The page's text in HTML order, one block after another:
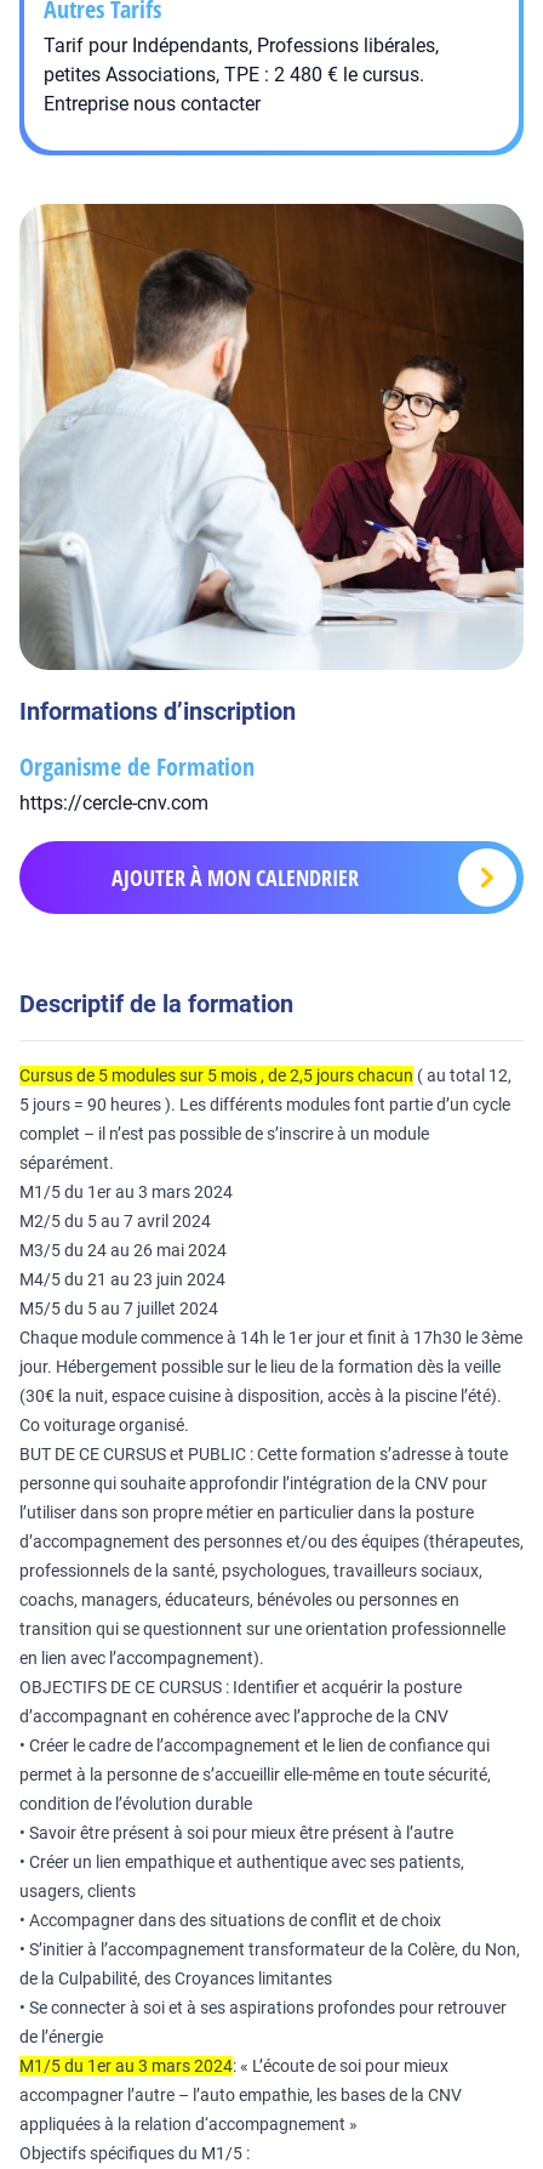
Autres Tarifs
Tarif pour Indépendants, Professions libérales,
petites Associations, TPE : 2 480 € le cursus.
Entreprise nous contacter
Informations d’inscription
Organisme de Formation
https://cercle-cnv.com
AJOUTER À MON CALENDRIER
Descriptif de la formation
Cursus de 5 modules sur 5 mois , de 2,5 jours chacun ( au total 12,
5 jours = 90 heures ). Les différents modules font partie d’un cycle
complet – il n’est pas possible de s’inscrire à un module
séparément.
M1/5 du 1er au 3 mars 2024
M2/5 du 5 au 7 avril 2024
M3/5 du 24 au 26 mai 2024
M4/5 du 21 au 23 juin 2024
M5/5 du 5 au 7 juillet 2024
Chaque module commence à 14h le 1er jour et finit à 17h30 le 3ème
jour. Hébergement possible sur le lieu de la formation dès la veille
(30€ la nuit, espace cuisine à disposition, accès à la piscine l’été).
Co voiturage organisé.
BUT DE CE CURSUS et PUBLIC : Cette formation s’adresse à toute
personne qui souhaite approfondir l’intégration de la CNV pour
l’utiliser dans son propre métier en particulier dans la posture
d’accompagnement des personnes et/ou des équipes (thérapeutes,
professionnels de la santé, psychologues, travailleurs sociaux,
coachs, managers, éducateurs, bénévoles ou personnes en
transition qui se questionnent sur une orientation professionnelle
en lien avec l’accompagnement).
OBJECTIFS DE CE CURSUS : Identifier et acquérir la posture
d’accompagnant en cohérence avec l’approche de la CNV
• Créer le cadre de l’accompagnement et le lien de confiance qui
permet à la personne de s’accueillir elle-même en toute sécurité,
condition de l’évolution durable
• Savoir être présent à soi pour mieux être présent à l’autre
• Créer un lien empathique et authentique avec ses patients,
usagers, clients
• Accompagner dans des situations de conflit et de choix
• S’initier à l’accompagnement transformateur de la Colère, du Non,
de la Culpabilité, des Croyances limitantes
• Se connecter à soi et à ses aspirations profondes pour retrouver
de l’énergie
M1/5 du 1er au 3 mars 2024: « L’écoute de soi pour mieux
accompagner l’autre – l’auto empathie, les bases de la CNV
appliquées à la relation d‘accompagnement »
Objectifs spécifiques du M1/5 :